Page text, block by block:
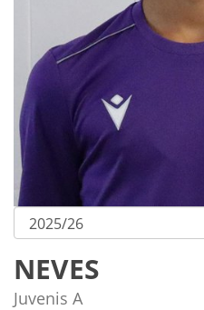
NEVES
Juvenis A